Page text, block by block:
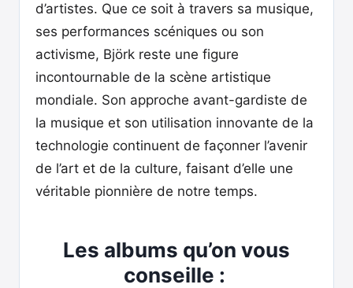
d’artistes. Que ce soit à travers sa musique,
ses performances scéniques ou son
activisme, Björk reste une figure
incontournable de la scène artistique
mondiale. Son approche avant-gardiste de
la musique et son utilisation innovante de la
technologie continuent de façonner l’avenir
de l’art et de la culture, faisant d’elle une
véritable pionnière de notre temps.
Les albums qu’on vous
conseille :